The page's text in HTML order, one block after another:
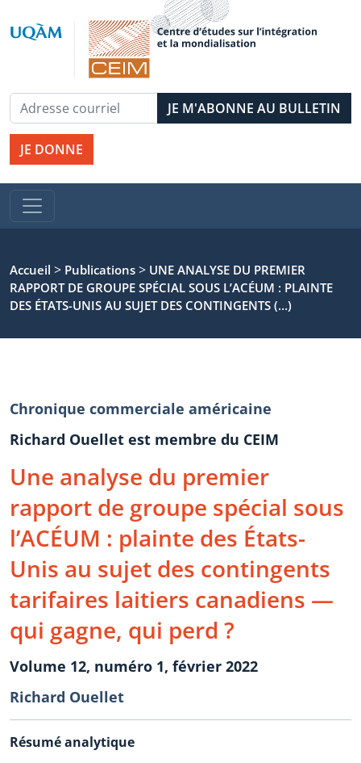
JE DONNE
Accueil > Publications > UNE ANALYSE DU PREMIER
RAPPORT DE GROUPE SPÉCIAL SOUS L’ACÉUM : PLAINTE
DES ÉTATS-UNIS AU SUJET DES CONTINGENTS (…)
Chronique commerciale américaine
Richard Ouellet est membre du CEIM
Une analyse du premier
rapport de groupe spécial sous
l’ACÉUM : plainte des États-
Unis au sujet des contingents
tarifaires laitiers canadiens —
qui gagne, qui perd ?
Volume 12, numéro 1, février 2022
Richard Ouellet
Résumé analytique